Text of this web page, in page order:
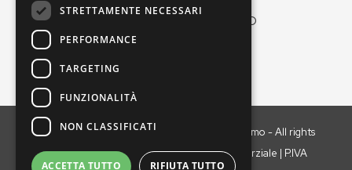
Via Nuova Ponente, 25/2, 41012 Carpi MO
Tel: 059664547
Email:geoverde@geoverde.it
Copyright © 2021 GEO VERDE di Sogari Massimo - All rights
reserved. È vietata la riproduzione anche parziale | P.IVA
STRETTAMENTE NECESSARI
PERFORMANCE
TARGETING
FUNZIONALITÀ
NON CLASSIFICATI
ACCETTA TUTTO RIFIUTA TUTTO